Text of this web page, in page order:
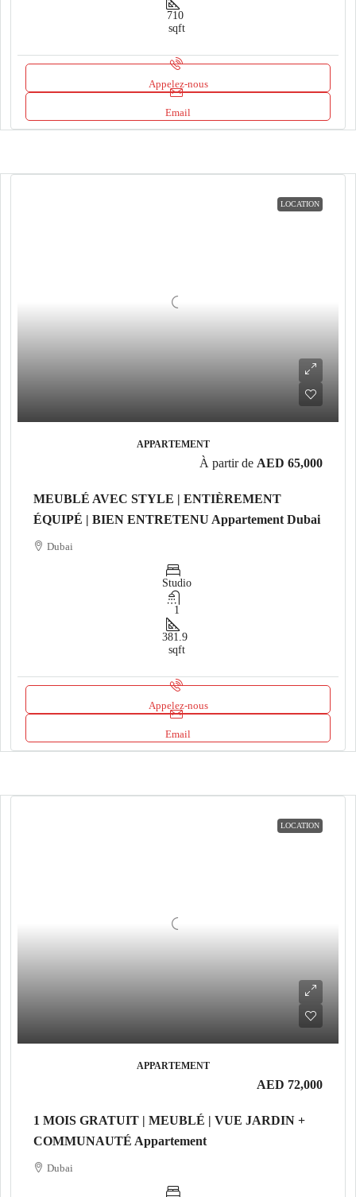
710
sqft
Appelez-nous
Email
LOCATION
APPARTEMENT
À partir de AED 65,000
MEUBLÉ AVEC STYLE | ENTIÈREMENT
ÉQUIPÉ | BIEN ENTRETENU Appartement Dubai
Dubai
Studio
1
381.9
sqft
Appelez-nous
Email
LOCATION
APPARTEMENT
AED 72,000
1 MOIS GRATUIT | MEUBLÉ | VUE JARDIN +
COMMUNAUTÉ Appartement
Dubai